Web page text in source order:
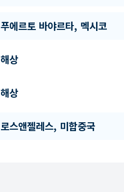
푸에르토 바야르타, 멕시코
해상
해상
로스앤젤레스, 미합중국